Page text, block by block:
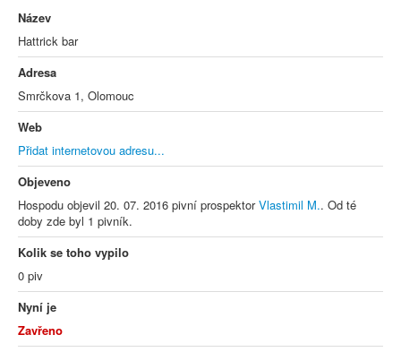
Název
Hattrick bar
Adresa
Smrčkova 1, Olomouc
Web
Přidat internetovou adresu...
Objeveno
Hospodu objevil 20. 07. 2016 pivní prospektorVlastimil M.. Od té
doby zde byl 1 pivník.
Kolik se toho vypilo
0 piv
Nyní je
Zavřeno